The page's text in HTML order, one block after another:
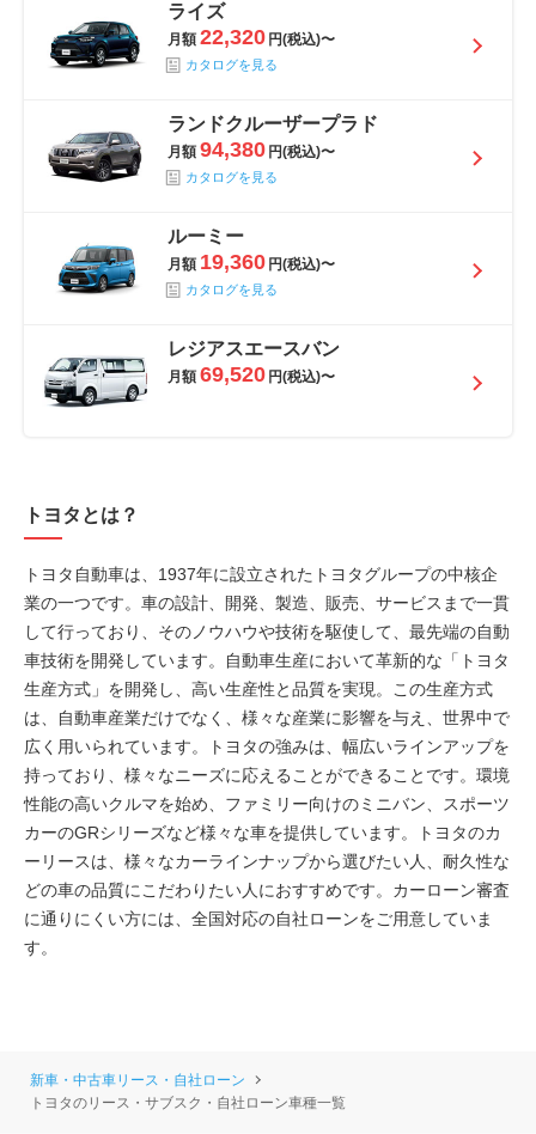
ライズ
月額 22,320 円(税込)〜
カタログを見る
ランドクルーザープラド
月額 94,380 円(税込)〜
カタログを見る
ルーミー
月額 19,360 円(税込)〜
カタログを見る
レジアスエースバン
月額 69,520 円(税込)〜
トヨタとは？
トヨタ自動車は、1937年に設立されたトヨタグループの中核企
業の一つです。車の設計、開発、製造、販売、サービスまで一貫
して行っており、そのノウハウや技術を駆使して、最先端の自動
車技術を開発しています。自動車生産において革新的な「トヨタ
生産方式」を開発し、高い生産性と品質を実現。この生産方式
は、自動車産業だけでなく、様々な産業に影響を与え、世界中で
広く用いられています。トヨタの強みは、幅広いラインアップを
持っており、様々なニーズに応えることができることです。環境
性能の高いクルマを始め、ファミリー向けのミニバン、スポーツ
カーのGRシリーズなど様々な車を提供しています。トヨタのカ
ーリースは、様々なカーラインナップから選びたい人、耐久性な
どの車の品質にこだわりたい人におすすめです。カーローン審査
に通りにくい方には、全国対応の自社ローンをご用意していま
す。
新車・中古車リース・自社ローン
トヨタのリース・サブスク・自社ローン車種一覧